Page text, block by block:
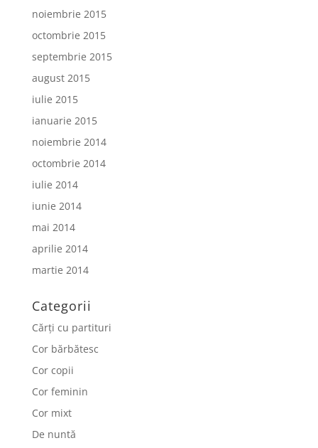
noiembrie 2015
octombrie 2015
septembrie 2015
august 2015
iulie 2015
ianuarie 2015
noiembrie 2014
octombrie 2014
iulie 2014
iunie 2014
mai 2014
aprilie 2014
martie 2014
Categorii
Cărți cu partituri
Cor bărbătesc
Cor copii
Cor feminin
Cor mixt
De nuntă